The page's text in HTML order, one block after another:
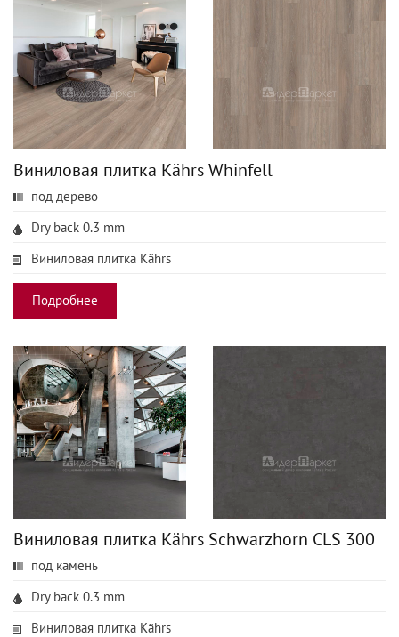
Виниловая плитка Kährs Whinfell
под дерево
Dry back 0.3 mm
Виниловая плитка Kährs
Подробнее
Виниловая плитка Kährs Schwarzhorn CLS 300
под камень
Dry back 0.3 mm
Виниловая плитка Kährs